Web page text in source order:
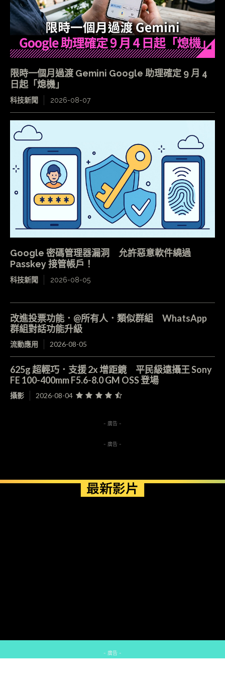
限時一個月過渡 Gemini Google 助理確定 9 月 4
日起「熄機」
科技新聞 2026-08-07
Google 密碼管理器漏洞 允許惡意軟件繞過
Passkey 接管帳戶！
科技新聞 2026-08-05
改進投票功能．@所有人．類似群組 WhatsApp
群組對話功能升級
流動應用 2026-08-05
625g 超輕巧．支援 2x 增距鏡 平民級遠攝王 Sony
FE 100-400mm F5.6-8.0 GM OSS 登場
攝影 2026-08-04
- 廣告 -
- 廣告 -
最新影片
- 廣告 -